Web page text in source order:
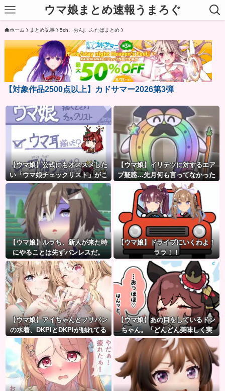
ウマ娘まとめ速報うまろぐ
ホーム まとめ記事 5ch、おんj、ふたばまとめ
【対象作品2500点以上】カドサマー2026第3弾
【ウマ娘】公式にもオススメした
い「ウマ娘チェックリスト」がこ
ちら。
【ウマ娘】イリテツに対するエア
プ疑惑…先月何も言ってなかった
のに今月急にスピ3言い出したのが
怪しいよな。
【ウマ娘】ルラち、新人が来た時
にやることは先ずパンレスだ。
【ウマ娘】ドライブにいくわよ！
ララ！！
【ウマ娘】アイちゃんとフサパン
の水着、DKPIとDKPIが触れてる
構図が良き…
【ウマ娘】あの目をしているドン
ちゃん。「どんどん美味しく実
る…♡」